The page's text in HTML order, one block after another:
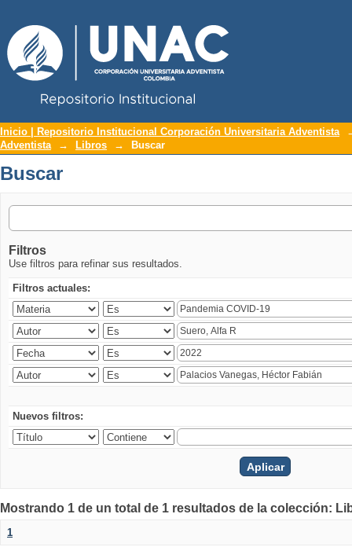
Buscar
Inicio | Repositorio Institucional Corporación Universitaria Adventista
Adventista
→ Libros → Buscar
Buscar
Filtros
Use filtros para refinar sus resultados.
Filtros actuales:
Nuevos filtros:
Mostrando 1 de un total de 1 resultados de la colección:
1